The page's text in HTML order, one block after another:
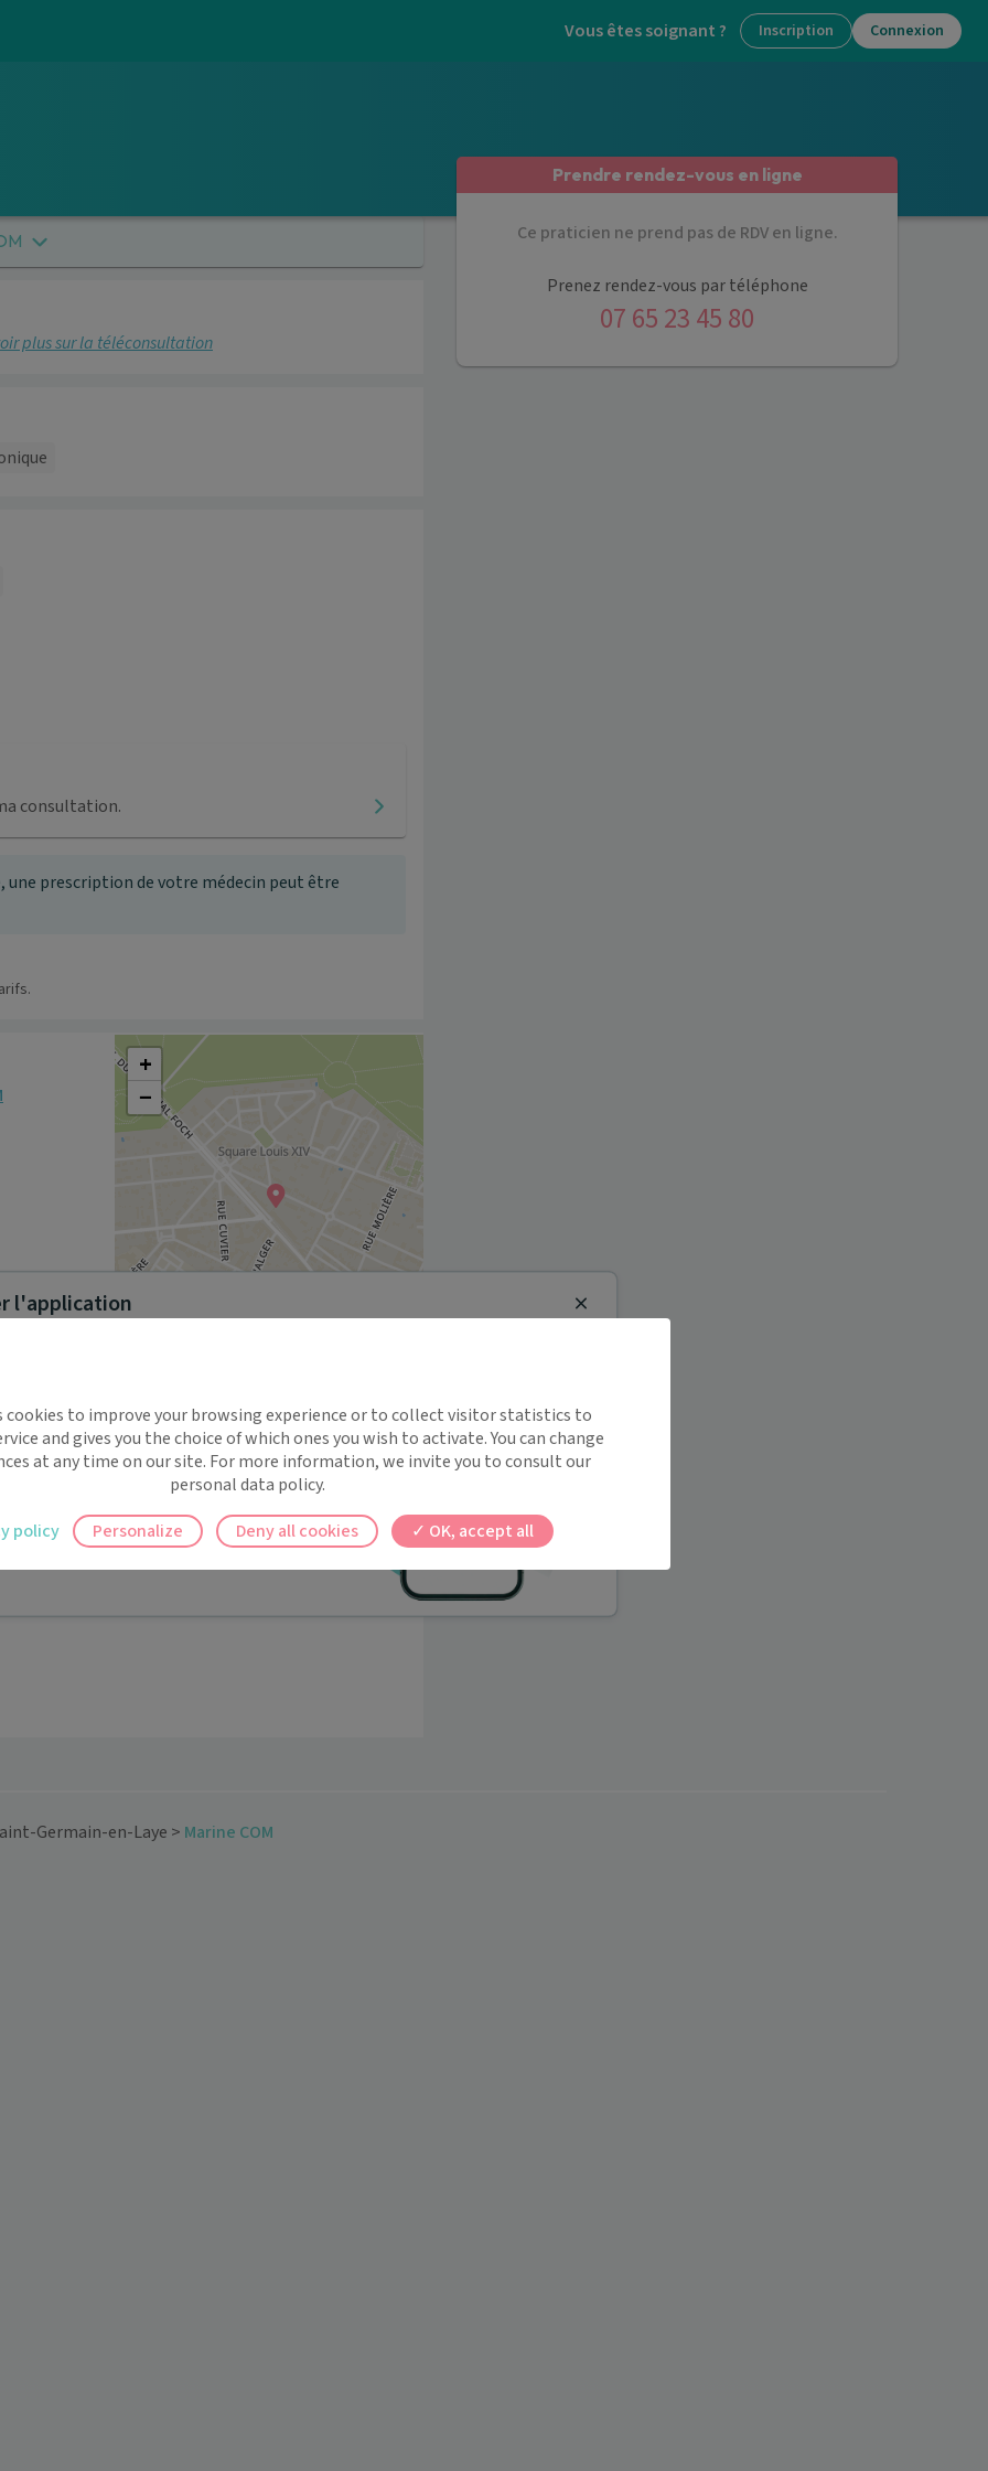
Vous êtes soignant ? Inscription Connexion
plus sur la téléconsultation
consultation.
prescription de votre médecin peut être
+
−
Germain-en-Laye .
Prendre rendez-vous en ligne
Ce praticien ne prend pas de RDV en ligne.
Prenez rendez-vous par téléphone
07 65 23 45 80
Germain-en-Laye > Marine COM
l'application
!
rappels automatiques pour ne plus rien
Close
cookies to improve your browsing experience or to collect visitor statistics to
and gives you the choice of which ones you wish to activate. You can change
at any time on our site. For more information, we invite you to consult our
personal data policy.
OK, accept all
Deny all cookies
Personalize
policy